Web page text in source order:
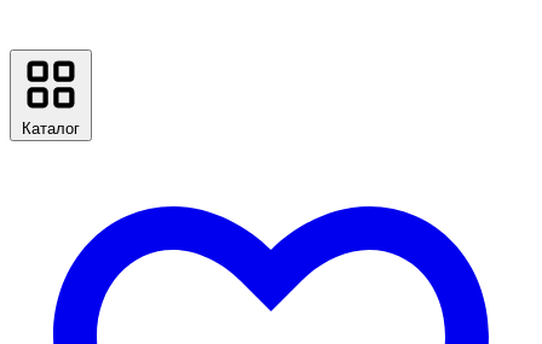
Каталог